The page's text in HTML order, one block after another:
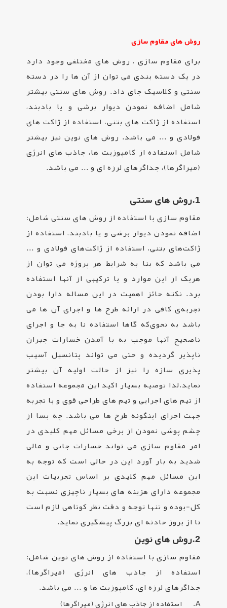
روش های مقاوم سازی
برای مقاوم ­سازی ، روش­ های مختلفی وجود دارد
در یک دسته بندی می توان از آن ها را در دسته
سنتی و کلاسیک جای داد. روش های سنتی بیشتر
شامل اضافه نمودن دیوار برشی و یا بادبند،
استفاده از ژاکت‌ های بتنی، استفاده از ژاکت‌ های
فولادی و ... می باشد. روش های نوین نیز بیشتر
شامل استفاده از کامپوزیت ها، جاذب های انرژی
(میراگرها)، جداگرهای لرزه ای و ... می باشد.
1.روش های سنتی
مقاوم سازی با استفاده از روش های سنتی شامل:
اضافه نمودن دیوار برشی و یا بادبند، استفاده از
ژاکت‌های بتنی، استفاده از ژاکت‌های فولادی و ...
می باشد که بنا به شرایط هر پروژه می توان از
هریک از این موارد و یا ترکیبی از آنها استفاده
برد. نکته حائز اهمیت در این مساله دارا بودن
تجربه‌ی کافی در ارائه طرح ها و اجرای آن ها می
باشد به نحوی‌که گاها استفاده نا به‌ جا و اجرای
ناصحیح آنها موجب به با آمدن خسارات جبران
ناپذیر گردیده و حتی می تواند پتانسیل آسیب
پذیری سازه را نیز از حالت اولیه آن بیشتر
نماید.لذا توصیه بسیار اکید این مجموعه استفاده
از تیم های اجرایی و تیم های طراحی قوی و با تجربه
جهت اجرای اینگونه طرح ها می باشد. چه بسا از
چشم پوشی نمودن از برخی مسائل مهم کلیدی در
امر مقاوم سازی می تواند خسارات جانی و مالی
شدید به بار آورد این در حالی است که توجه به
این مسائل مهم کلیدی بر اساس تجربیات این
مجموعه دارای هزینه های بسیار ناچیزی نسبت به
کل-بوده و تنها توجه و دقت نظر کوتاهی لازم است
تا از بروز حادثه ای بزرگ پیشگیری نماید.
2.روش های نوین
مقاوم سازی با استفاده از روش های نوین شامل:
استفاده از جاذب های انرژی (میراگرها)،
جداگرهای لرزه ای، کامپوزیت ها و ... می باشد.
A. استفاده از جاذب های انرژی (میراگرها)